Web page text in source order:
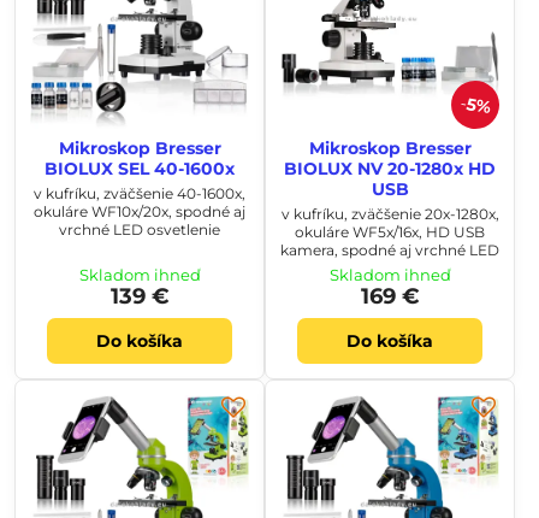
Mikroskop Bresser
BIOLUX SEL 40-1600x
v kufríku, zväčšenie 40-1600x,
okuláre WF10x/20x, spodné aj
vrchné LED osvetlenie
Skladom ihneď
139 €
Do košíka
5%
Mikroskop Bresser
BIOLUX NV 20-1280x HD
USB
v kufríku, zväčšenie 20x-1280x,
okuláre WF5x/16x, HD USB
kamera, spodné aj vrchné LED
Skladom ihneď
169 €
Do košíka